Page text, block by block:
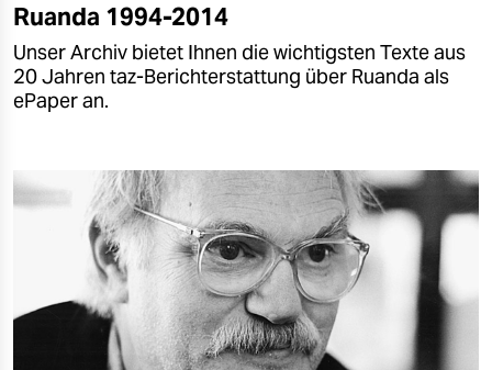
Ruanda 1994-2014
Unser Archiv bietet Ihnen die wichtigsten Texte aus
20 Jahren taz-Berichterstattung über Ruanda als
ePaper an.